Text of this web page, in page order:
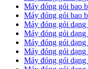
Máy đóng gói bao
Máy đóng gói bao
Máy đóng gói
Máy đóng gói dạng
Máy đóng gói
Máy đóng gói
Máy đóng gói